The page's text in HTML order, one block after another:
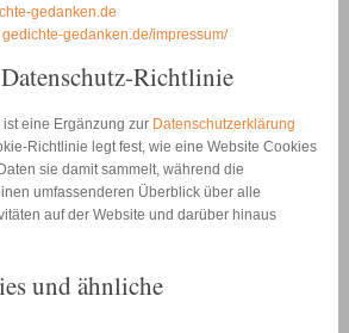
gedanken.de
gedichte-gedanken.de/impressum/
Richtlinie
eine Ergänzung zur Datenschutzerklärung
Richtlinie legt fest, wie eine Website Cookies
sie damit sammelt, während die
umfassenderen Überblick über alle
auf der Website und darüber hinaus
und ähnliche